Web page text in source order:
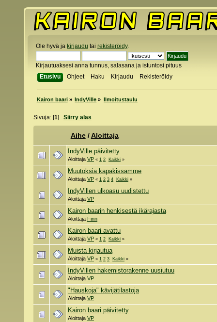
Ole hyvä ja kirjaudu tai rekisteröidy.
Kirjautuaksesi anna tunnus, salasana ja istuntosi pituus
Etusivu
Ohjeet Haku Kirjaudu Rekisteröidy
Kairon baari» IndyVille » Ilmoitustaulu
Sivuja: [1] Siirry alas
Aihe/Aloittaja
IndyVille päivitetty
Aloittaja VP « 1 2 Kaikki »
Muutoksia kapakissamme
Aloittaja VP « 1 2 3 4 Kaikki »
IndyVillen ulkoasu uudistettu
Aloittaja VP
Kairon baarin henkisestä ikärajasta
Aloittaja Finn
Kairon baari avattu
Aloittaja VP « 1 2 Kaikki »
Muista kirjautua
Aloittaja VP « 1 2 3 Kaikki »
IndyVillen hakemistorakenne uusiutuu
Aloittaja VP
"Hauskoja" kävijätilastoja
Aloittaja VP
Kairon baari päivitetty
Aloittaja VP